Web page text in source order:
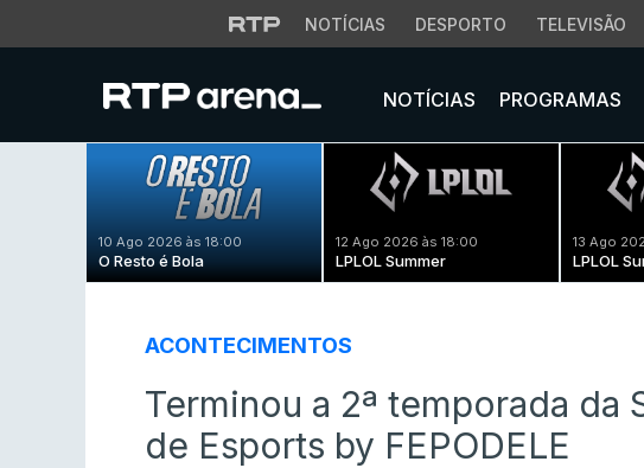
NOTÍCIAS DESPORTO TELEVISÃO
NOTÍCIAS PROGRAMAS
10 Ago 2026 às 18:00
O Resto é Bola
12 Ago 2026 às 18:00
LPLOL Summer
13 Ago
LPLOL
ACONTECIMENTOS
Terminou a 2ª temporada da
de Esports by FEPODELE